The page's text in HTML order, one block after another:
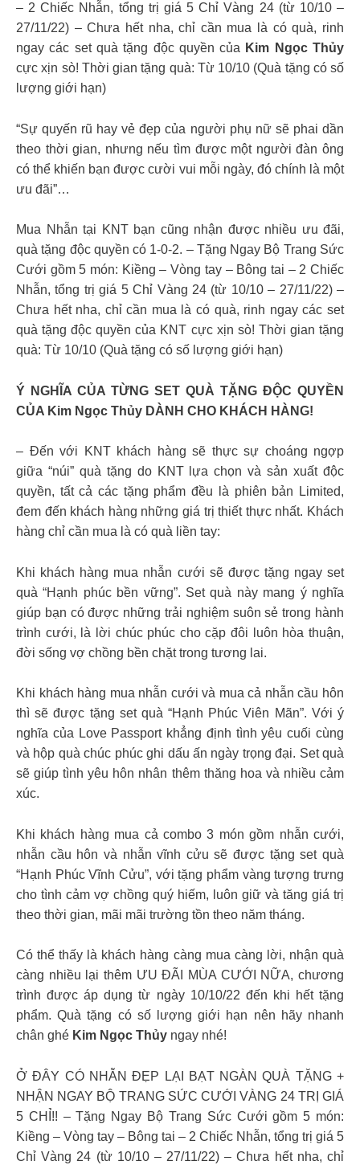
– 2 Chiếc Nhẫn, tổng trị giá 5 Chỉ Vàng 24 (từ 10/10 –
27/11/22) – Chưa hết nha, chỉ cần mua là có quà, rinh
ngay các set quà tặng độc quyền của Kim Ngọc Thủy
cực xịn sò! Thời gian tặng quà: Từ 10/10 (Quà tặng có số
lượng giới hạn)
“Sự quyến rũ hay vẻ đẹp của người phụ nữ sẽ phai dần
theo thời gian, nhưng nếu tìm được một người đàn ông
có thể khiến bạn được cười vui mỗi ngày, đó chính là một
ưu đãi”…
Mua Nhẫn tại KNT bạn cũng nhận được nhiều ưu đãi,
quà tặng độc quyền có 1-0-2. – Tặng Ngay Bộ Trang Sức
Cưới gồm 5 món: Kiềng – Vòng tay – Bông tai – 2 Chiếc
Nhẫn, tổng trị giá 5 Chỉ Vàng 24 (từ 10/10 – 27/11/22) –
Chưa hết nha, chỉ cần mua là có quà, rinh ngay các set
quà tặng độc quyền của KNT cực xịn sò! Thời gian tặng
quà: Từ 10/10 (Quà tặng có số lượng giới hạn)
Ý NGHĨA CỦA TỪNG SET QUÀ TẶNG ĐỘC QUYỀN
CỦA Kim Ngọc Thủy DÀNH CHO KHÁCH HÀNG!
– Đến với KNT khách hàng sẽ thực sự choáng ngợp
giữa “núi” quà tặng do KNT lựa chọn và sản xuất độc
quyền, tất cả các tặng phẩm đều là phiên bản Limited,
đem đến khách hàng những giá trị thiết thực nhất. Khách
hàng chỉ cần mua là có quà liền tay:
Khi khách hàng mua nhẫn cưới sẽ được tặng ngay set
quà “Hạnh phúc bền vững”. Set quà này mang ý nghĩa
giúp bạn có được những trải nghiệm suôn sẻ trong hành
trình cưới, là lời chúc phúc cho cặp đôi luôn hòa thuận,
đời sống vợ chồng bền chặt trong tương lai.
Khi khách hàng mua nhẫn cưới và mua cả nhẫn cầu hôn
thì sẽ được tặng set quà “Hạnh Phúc Viên Mãn”. Với ý
nghĩa của Love Passport khẳng định tình yêu cuối cùng
và hộp quà chúc phúc ghi dấu ấn ngày trọng đại. Set quà
sẽ giúp tình yêu hôn nhân thêm thăng hoa và nhiều cảm
xúc.
Khi khách hàng mua cả combo 3 món gồm nhẫn cưới,
nhẫn cầu hôn và nhẫn vĩnh cửu sẽ được tặng set quà
“Hạnh Phúc Vĩnh Cửu”, với tặng phẩm vàng tượng trưng
cho tình cảm vợ chồng quý hiếm, luôn giữ và tăng giá trị
theo thời gian, mãi mãi trường tồn theo năm tháng.
Có thể thấy là khách hàng càng mua càng lời, nhận quà
càng nhiều lại thêm ƯU ĐÃI MÙA CƯỚI NỮA, chương
trình được áp dụng từ ngày 10/10/22 đến khi hết tặng
phẩm. Quà tặng có số lượng giới hạn nên hãy nhanh
chân ghé Kim Ngọc Thủy ngay nhé!
Ở ĐÂY CÓ NHẪN ĐẸP LẠI BẠT NGÀN QUÀ TẶNG +
NHẬN NGAY BỘ TRANG SỨC CƯỚI VÀNG 24 TRỊ GIÁ
5 CHỈ!! – Tặng Ngay Bộ Trang Sức Cưới gồm 5 món:
Kiềng – Vòng tay – Bông tai – 2 Chiếc Nhẫn, tổng trị giá 5
Chỉ Vàng 24 (từ 10/10 – 27/11/22) – Chưa hết nha, chỉ